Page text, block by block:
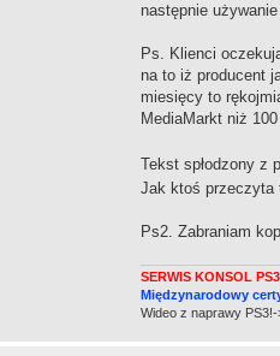
następnie
Ps. Klienci
na to iż producent
miesięcy to
MediaMarkt niż
Tekst spłodzony z
Jak ktoś przeczyta
Ps2. Zabraniam
SERWIS KONSOL
Międzynarodowy
Wideo z naprawy PS3!-